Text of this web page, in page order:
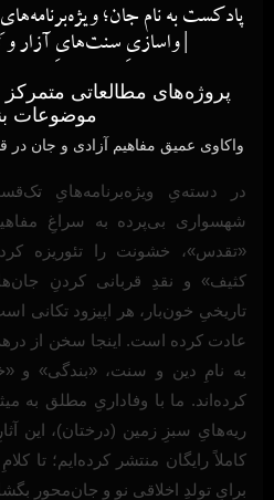
پادکست به نام جان؛
| واسازیِ سنت‌هایِ آزار
پروژه‌های مطالعاتی
موضوعات
واکاوی عمیق مفاهیم آزادی و جان در
در دسته‌یِ ویژه‌برنامه‌هایِ
شهسواری بی‌پرده به سراغِ
«تقدس»، خشونت را تئوریزه
کثیف» و نقدِ قربانی کردنِ
تاریخیِ خون‌بار، هر اپیزود تکانی
عادت کرده است. اینجا سخن از
به نامِ دین و سنت، «بندگی» و
کرده‌اند. ما با وفاداریِ مطلق به
ریه‌هایِ سبزِ زمین (درختان)، این
کاملاً رایگان منتشر کرده‌ایم؛ تا
برایِ تولدِ اخلاقی نو و جان‌محور